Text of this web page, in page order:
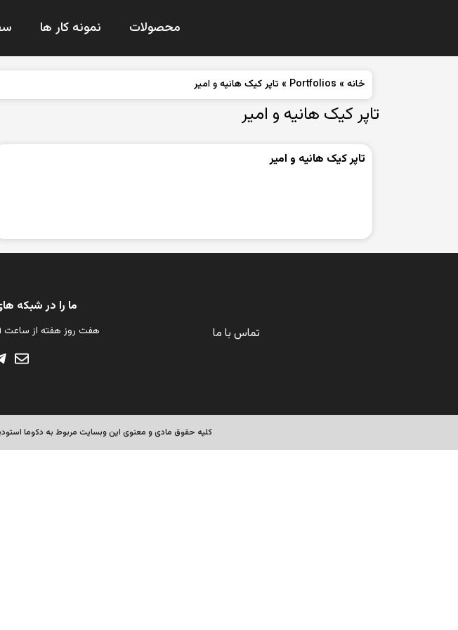
محصولات نمونه کار ها
خانه »
Portfolios
» تاپر کیک هانیه و امیر
تاپر کیک هانیه و امیر
تاپر کیک هانیه و امیر
تماس با ما
ما را در شبکه
هفت روز هفته از ساعت ۹ الی ۱۸ پاسخگوی شما هستیم.
کلیه حقوق مادی و معنوی این وبسایت مربوط به دکوما